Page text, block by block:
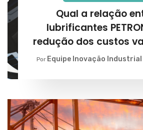
Qual a relação
lubrificantes
redução dos custos
frota?
Por Equipe Inovação Industrial